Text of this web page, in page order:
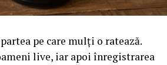
pe care mulți o ratează.
live, iar apoi înregistrarea